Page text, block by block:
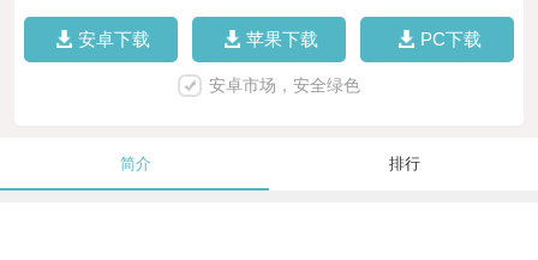
安卓下载 苹果下载 PC下载
安卓市场，安全绿色
简介 排行